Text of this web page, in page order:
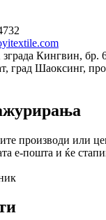
Кингвин, бр.
град Шаоксинг,
производи или
е-пошта и ќе